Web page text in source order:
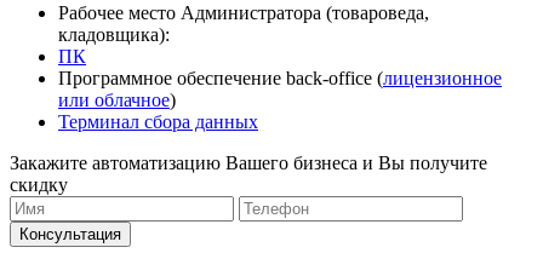
Рабочее место Администратора (товароведа,
кладовщика):
ПК
Программное обеспечение back-office (лицензионное
или облачное)
Терминал сбора данных
Закажите автоматизацию Вашего бизнеса и Вы получите
скидку
Консультация